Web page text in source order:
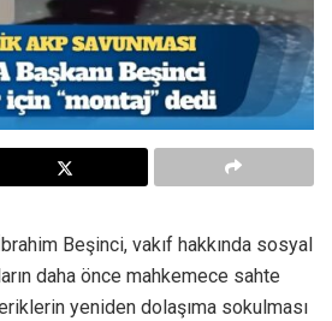
Beşinci, vakıf hakkında sosyal
daha önce mahkemece sahte
yeniden dolaşıma sokulması